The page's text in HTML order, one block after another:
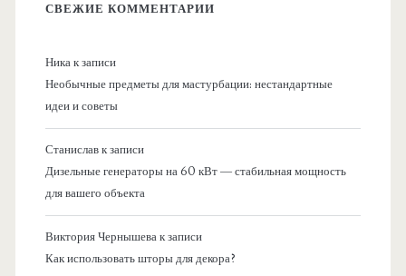
СВЕЖИЕ КОММЕНТАРИИ
Никак записи
Необычные предметы для мастурбации: нестандартные
идеи и советы
Станиславк записи
Дизельные генераторы на 60 кВт — стабильная мощность
для вашего объекта
Виктория Чернышевак записи
Как использовать шторы для декора?